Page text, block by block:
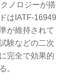
ノロジーが搭
はIATF-16949
が維持されて
験などの二次
完全で効果的
。